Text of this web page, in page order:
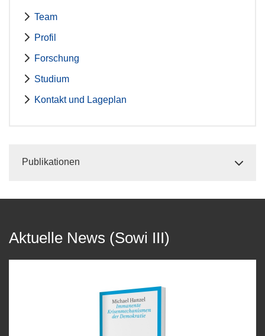
Team
Profil
Forschung
Studium
Kontakt und Lageplan
Publikationen
Aktuelle News (Sowi III)